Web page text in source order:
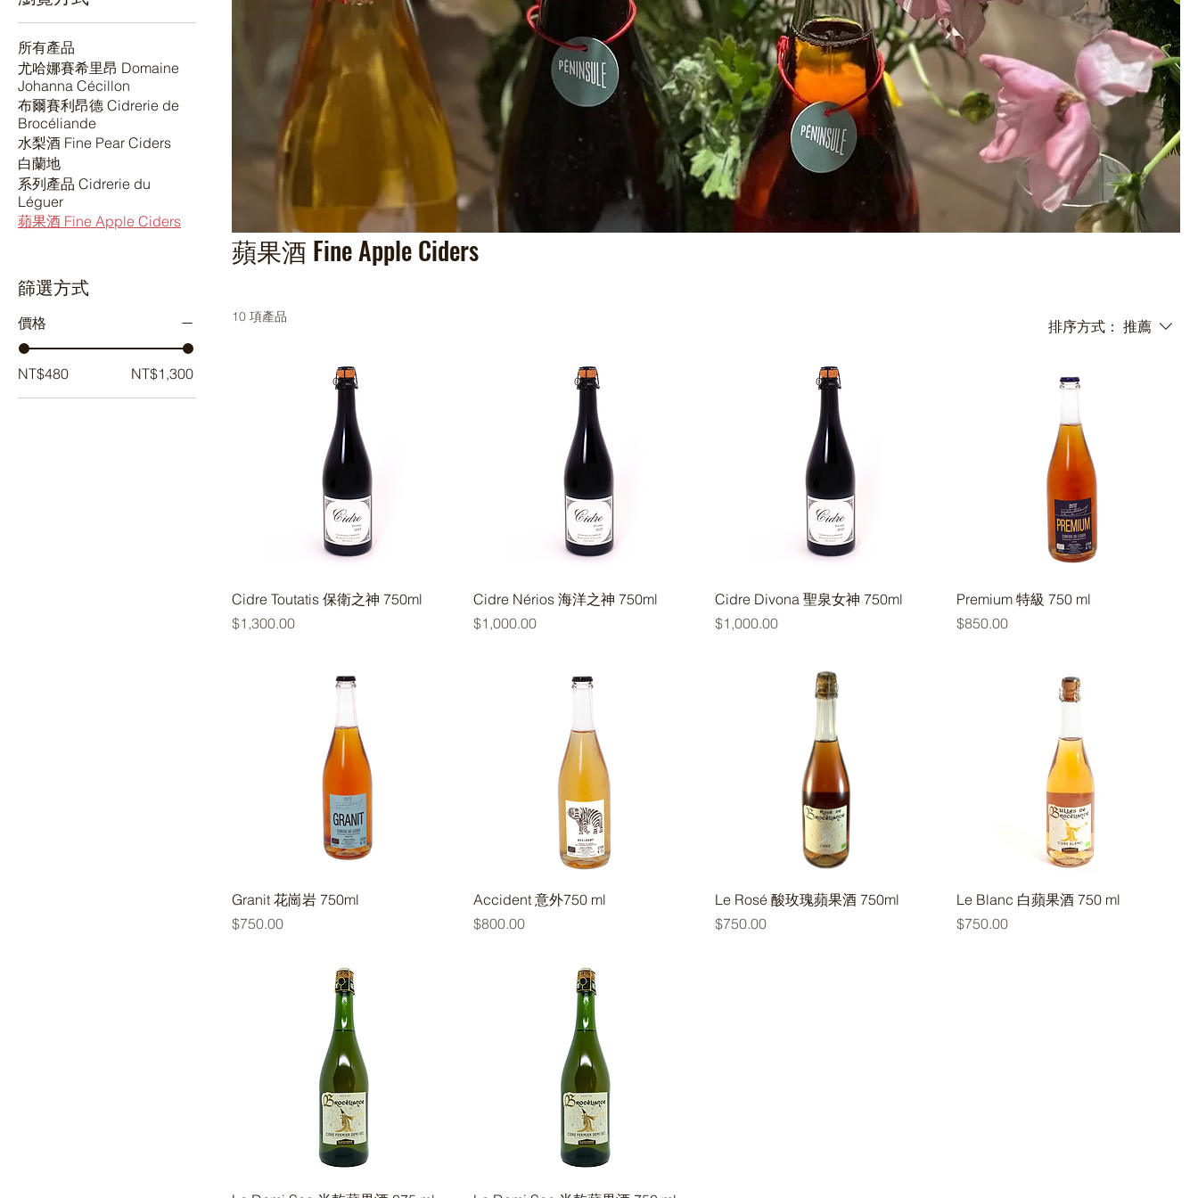
Home Products Events Contact
所有產品
尤哈娜賽希里昂 Domaine
Johanna Cécillon
布爾賽利昂德 Cidrerie de
Brocéliande
水梨酒 Fine Pear Ciders
白蘭地
系列產品 Cidrerie du
Léguer
蘋果酒 Fine Apple Ciders
篩選方式
價格
NT$480 NT$1,300
蘋果酒 Fine Apple Ciders
10 項產品
排序方式： 推薦
Cidre Toutatis ​保衛之神 750ml
價格
$1,300.00
Cidre Nérios 海洋之神 750ml
價格
$1,000.00
Cidre Divona 聖泉女神 750ml
價格
$1,000.00
Premium ​特級 750 ml
價格
$850.00
Granit 花崗岩 750ml
價格
$750.00
Accident 意外750 ml
價格
$800.00
Le Rosé 酸玫瑰蘋果酒 750ml
價格
$750.00
Le Blanc ​白蘋果酒 750 ml
價格
$750.00